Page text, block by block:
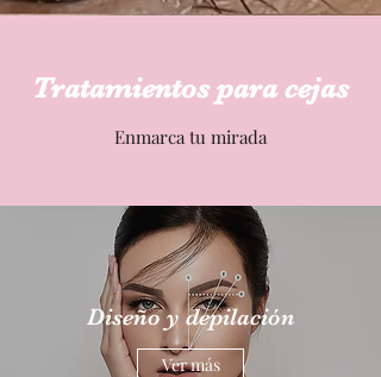
Tratamientos para cejas
Enmarca tu mirada
Diseño y depilación
Ver más